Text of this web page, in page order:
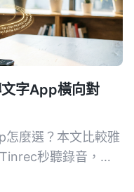
字App橫向對
怎麼選？本文比較雅
秒聽錄音，從